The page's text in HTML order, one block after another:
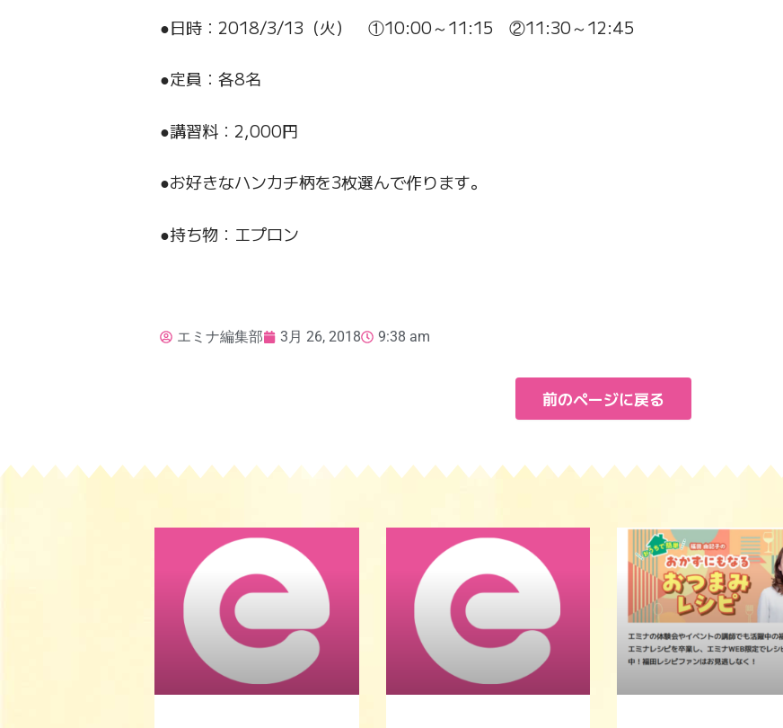
●日時：2018/3/13（火） ①10:00～11:15 ②11:30～12:45
●定員：各8名
●講習料：2,000円
●お好きなハンカチ柄を3枚選んで作ります。
●持ち物：エプロン
エミナ編集部 3月 26, 2018 9:38 am
前のページに戻る